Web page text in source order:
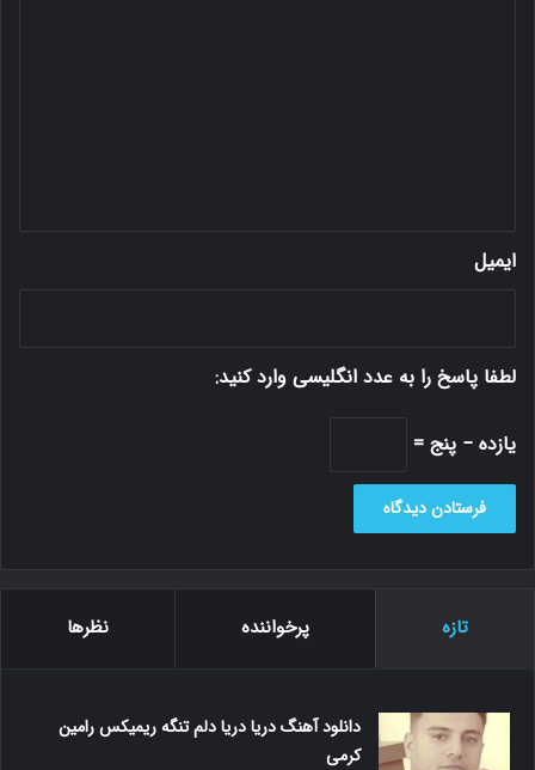
ایمیل
لطفا پاسخ را به عدد انگلیسی وارد کنید:
یازده − پنج =
تازه پرخواننده نظرها
دانلود آهنگ دریا دریا دلم تنگه ریمیکس رامین
کرمی